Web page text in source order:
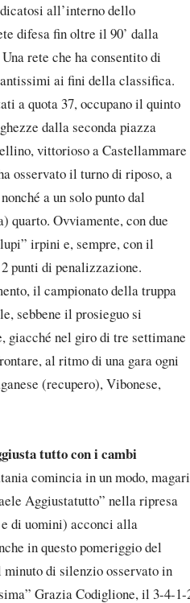
all’interno dello
difesa fin oltre il 90’ dalla
rete che ha consentito di
ai fini della classifica.
a quota 37, occupano il quinto
dalla seconda piazza
vittorioso a Castellammare
osservato il turno di riposo, a
a un solo punto dal
quarto. Ovviamente, con due
irpini e, sempre, con il
punti di penalizzazione.
il campionato della truppa
sebbene il prosieguo si
giacché nel giro di tre settimane
al ritmo di una gara ogni
(recupero), Vibonese,
tutto con i cambi
comincia in un modo, magari
Aggiustatutto” nella ripresa
di uomini) acconci alla
in questo pomeriggio del
di silenzio osservato in
Grazia Codiglione, il 3-4-1-